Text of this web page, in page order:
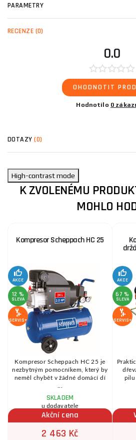
PARAMETRY
RECENZE (0)
0.0
OHODNOTIT
Hodnotilo 0
DOTAZY(0)
High-contrast mode
K ZVOLENÉMU
MOHLO
Kompresor Scheppach HC 25
AKCE
12 %
SLEVA
SERVIS+
Kompresor Scheppach HC 25 je
nezbytným pomocníkem, který by
neměl chybět v žádné domácí dí
SKLADEM
u dodavatele
Akční cena
2 463 Kč
AKCE
67 %
SLEVA
SERVIS+
pilu